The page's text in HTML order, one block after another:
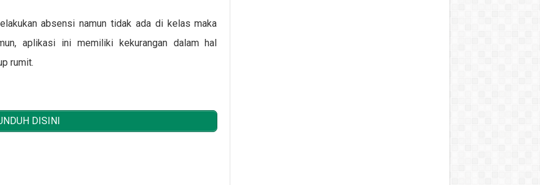
absensi namun tidak ada di kelas maka
aplikasi ini memiliki kekurangan dalam hal
rumit.
DISINI